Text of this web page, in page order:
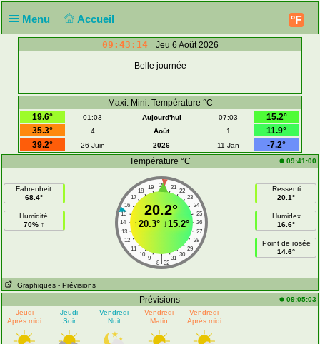
Menu Accueil °F
09:43:14 Jeu 6 Août 2026
Belle journée
Maxi. Mini. Température °C
19.6°
01:03 Aujourd'hui 07:03
15.2°
35.3°
4 Août 1
11.9°
39.2°
26 Juin 2026 11 Jan
-7.2°
Température °C
09:41:00
Fahrenheit
68.4°
Humidité
70% ↑
20
19 21
18
22
17
23
16
24
15
25
14
26
13
27
12
28
11
29
10
30
9 31
|
8 32
20.2°
↑20.3°↓15.2°
Ressenti
20.1°
Humidex
16.6°
Point de rosée
14.6°
Graphiques - Prévisions
Prévisions
09:05:03
Jeudi
Après midi
Jeudi
Soir
Vendredi
Nuit
Vendredi
Matin
Vendredi
Après midi